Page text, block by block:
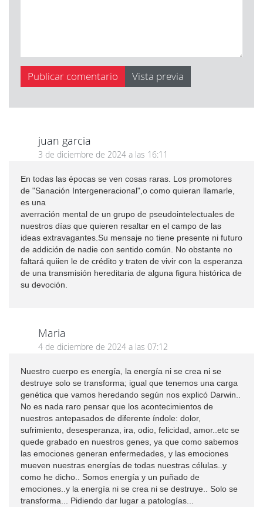
juan garcia
3 de diciembre de 2024 a las 16:11
En todas las épocas se ven cosas raras. Los promotores
de "Sanación Intergeneracional",o como quieran llamarle,
es una
averración mental de un grupo de pseudointelectuales de
nuestros días que quieren resaltar en el campo de las
ideas extravagantes.Su mensaje no tiene presente ni futuro
de addición de nadie con sentido común. No obstante no
faltará quiien le de crédito y traten de vivir con la esperanza
de una transmisión hereditaria de alguna figura histórica de
su devoción.
Maria
4 de diciembre de 2024 a las 07:12
Nuestro cuerpo es energía, la energía ni se crea ni se
destruye solo se transforma; igual que tenemos una carga
genética que vamos heredando según nos explicó Darwin..
No es nada raro pensar que los acontecimientos de
nuestros antepasados de diferente índole: dolor,
sufrimiento, desesperanza, ira, odio, felicidad, amor..etc se
quede grabado en nuestros genes, ya que como sabemos
las emociones generan enfermedades, y las emociones
mueven nuestras energías de todas nuestras células..y
como he dicho.. Somos energía y un puñado de
emociones..y la energía ni se crea ni se destruye.. Solo se
transforma... Pidiendo dar lugar a patologías...